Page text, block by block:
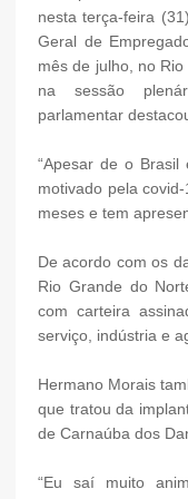
nesta terça-feira
Geral de
mês de julho, no
na sessão
parlamentar
“Apesar de o
motivado pela
meses e tem
De acordo com os
Rio Grande do
com carteira
serviço, indústria e
Hermano Morais
que tratou da
de Carnaúba dos
“Eu saí muito